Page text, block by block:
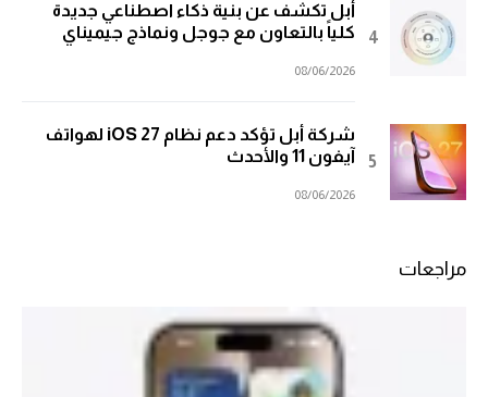
أبل تكشف عن بنية ذكاء اصطناعي جديدة
كلياً بالتعاون مع جوجل ونماذج جيميناي
08/06/2026
شركة أبل تؤكد دعم نظام iOS 27 لهواتف
آيفون 11 والأحدث
08/06/2026
مراجعات